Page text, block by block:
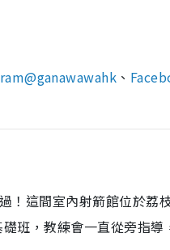
、
！這間室內射箭館位於荔
班，教練會一直從旁指導